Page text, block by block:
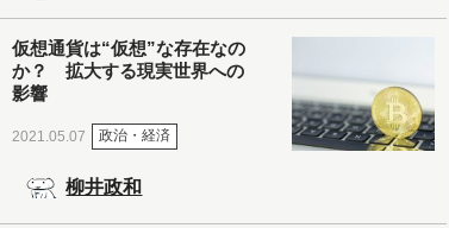
仮想通貨は“仮想”な存在なの
か？ 拡大する現実世界への
影響
2021.05.07 政治・経済
柳井政和